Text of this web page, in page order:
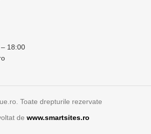
18:00
Toate drepturile rezervate
de www.smartsites.ro